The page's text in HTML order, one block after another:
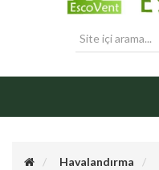
Havalandırma